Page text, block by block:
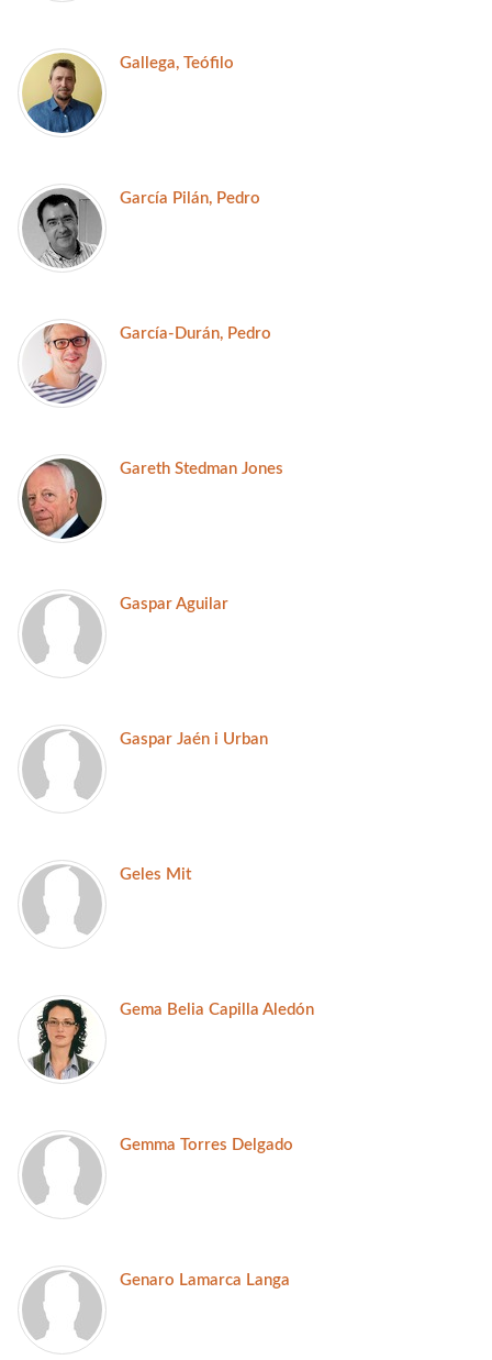
Gallega, Teófilo
García Pilán, Pedro
García-Durán, Pedro
Gareth Stedman Jones
Gaspar Aguilar
Gaspar Jaén i Urban
Geles Mit
Gema Belia Capilla Aledón
Gemma Torres Delgado
Genaro Lamarca Langa